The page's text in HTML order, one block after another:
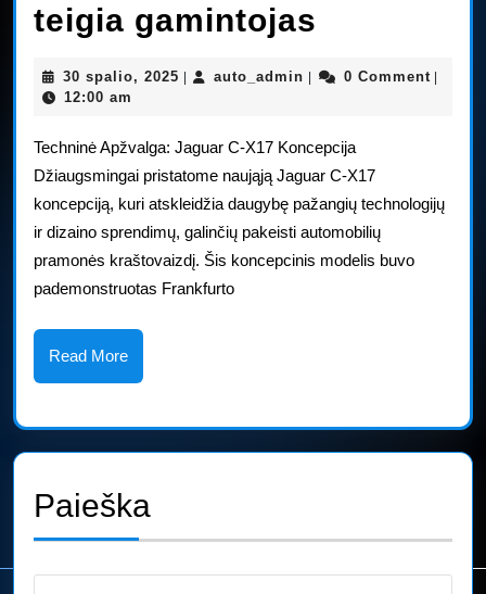
teigia gamintojas
gali
būti
realybei,
30 spalio, 2025 30
| auto_admin auto_admin
| 0 Comment |
12:00 am
Techninė Apžvalga: Jaguar C-X17 Koncepcija
Džiaugsmingai pristatome naująją Jaguar C-X17
koncepciją, kuri atskleidžia daugybę pažangių technologijų
ir dizaino sprendimų, galinčių pakeisti automobilių
pramonės kraštovaizdį. Šis koncepcinis modelis buvo
pademonstruotas Frankfurto
Read MoreRead
More
Paieška